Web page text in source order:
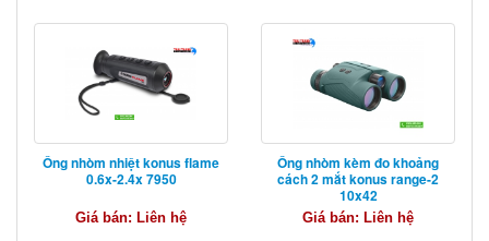
Ống nhòm nhiệt konus flame
0.6x-2.4x 7950
Giá bán: Liên hệ
Ống nhòm kèm đo khoảng
cách 2 mắt konus range-2
10x42
Giá bán: Liên hệ